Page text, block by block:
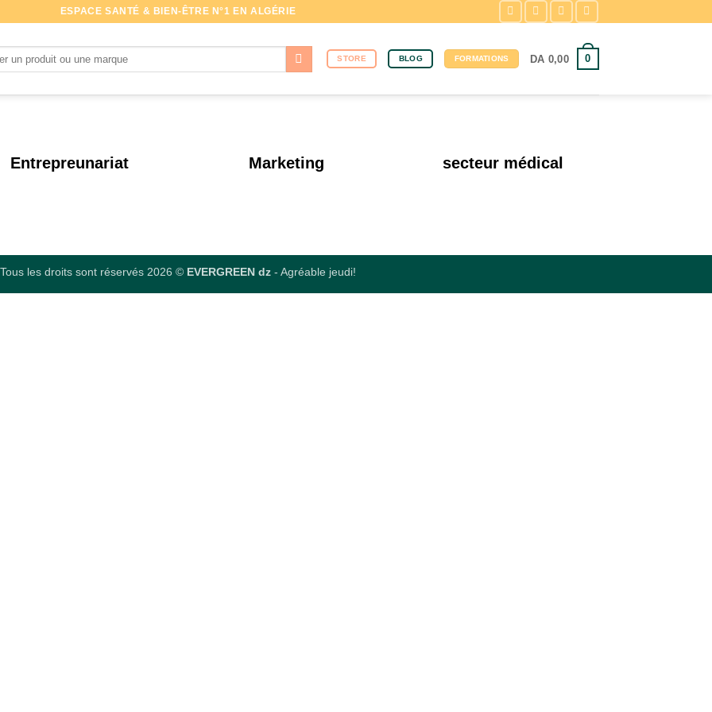
ESPACE SANTÉ & BIEN-ÊTRE N°1 EN ALGÉRIE
STORE BLOG FORMATIONS DA 0,00 0
Entrepreunariat Marketing secteur médical
Tous les droits sont réservés 2026 © EVERGREEN dz - Agréable jeudi!